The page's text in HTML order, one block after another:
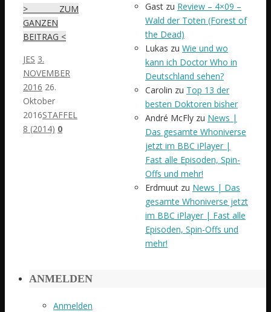
> ZUM
GANZEN
BEITRAG <
JES 3.
NOVEMBER
2016 26.
Oktober
2016STAFFEL
8 (2014) 0
Gast zu Review – 4×09 –
Wald der Toten (Forest of
the Dead)
Lukas zu Wie und wo
kann ich Doctor Who in
Deutschland sehen?
Carolin zu Top 13 der
besten Doktoren bisher
André McFly zu News |
Das gesamte Whoniverse
jetzt im BBC iPlayer |
Fast alle Episoden, Spin-
Offs und mehr!
Erdmuut zu News | Das
gesamte Whoniverse jetzt
im BBC iPlayer | Fast alle
Episoden, Spin-Offs und
mehr!
ANMELDEN
Anmelden